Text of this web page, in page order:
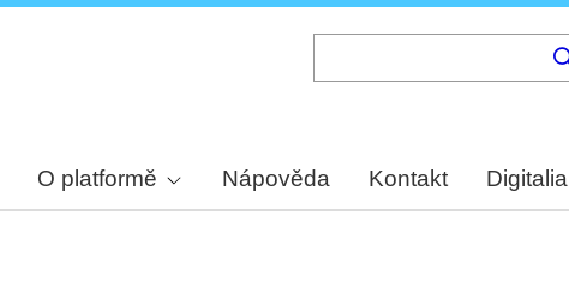
O platformě Nápověda Kontakt Digitalia